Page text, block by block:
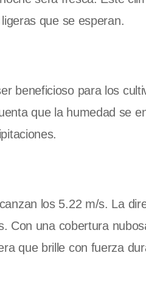
que se esperan.
beneficioso para los
que la humedad se
los 5.22 m/s. La
Con una cobertura
que brille con fuerza